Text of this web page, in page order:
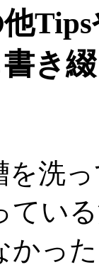
き
を洗
てい
かっ